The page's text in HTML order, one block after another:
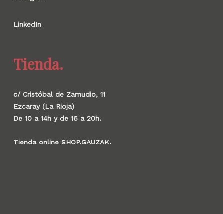
LinkedIn
Tienda.
c/ Cristóbal de Zamudio, 11
Ezcaray (La Rioja)
De 10 a 14h y de 16 a 20h.
Tienda online SHOP.GAUZAK.